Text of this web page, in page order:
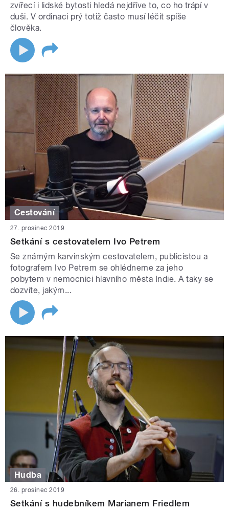
zvířecí i lidské bytosti hledá nejdříve to, co ho trápí v
duši. V ordinaci prý totiž často musí léčit spíše
člověka.
Cestování
27. prosinec 2019
Setkání s cestovatelem Ivo Petrem
Se známým karvinským cestovatelem, publicistou a
fotografem Ivo Petrem se ohlédneme za jeho
pobytem v nemocnici hlavního města Indie. A taky se
dozvíte, jakým...
Hudba
26. prosinec 2019
Setkání s hudebníkem Marianem Friedlem